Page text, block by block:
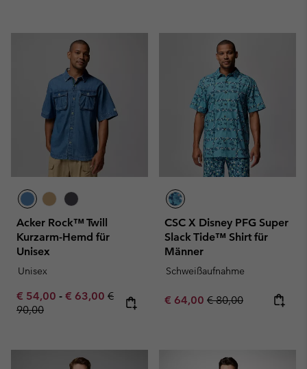
Acker Rock™ Twill
Kurzarm-Hemd für
Unisex
Unisex
Minimum sale price:
€ 54,00 - Maximum sale price:
€ 63,00 Regular price:
€
90,00
CSC X Disney PFG Super
Slack Tide™ Shirt für
Männer
Schweißaufnahme
Sale price:
€ 64,00 Regular price:
€ 80,00